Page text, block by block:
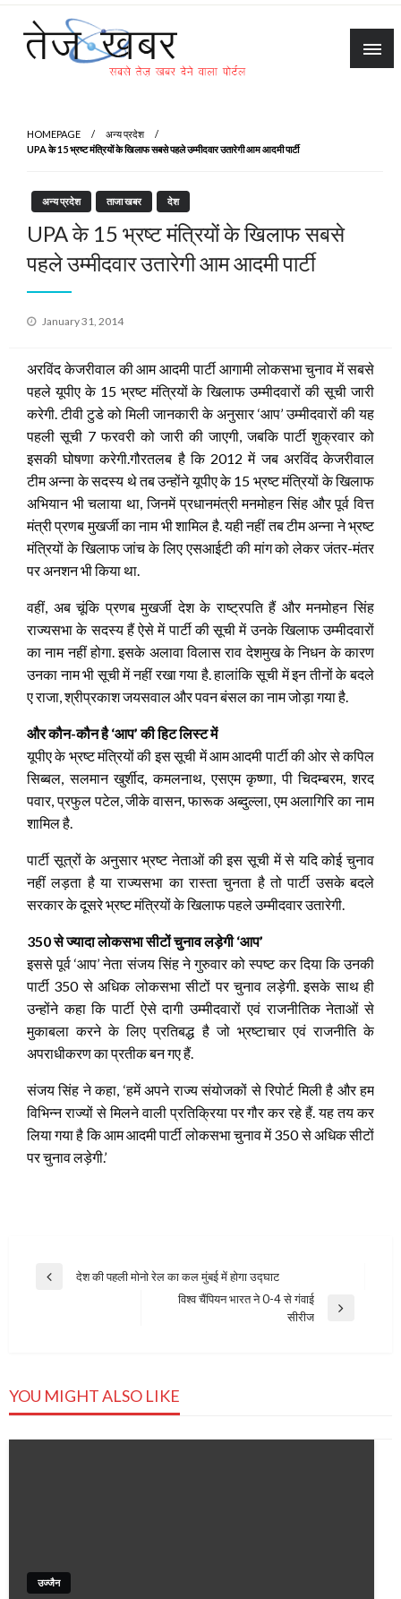
Skip
content
HOMEPAGE
अन्य प्रदेश
UPA के 15 भ्रष्‍ट मंत्रियों के खिलाफ सबसे पहले उम्‍मीदवार उतारेगी आम आदमी पार्टी
अन्य प्रदेश ताजा खबर देश
UPA के 15 भ्रष्‍ट मंत्रियों के खिलाफ सबसे
पहले उम्‍मीदवार उतारेगी आम आदमी पार्टी
Posted
January 31, 2014
अरविंद केजरीवाल की आम आदमी पार्टी आगामी लोकसभा चुनाव में सबसे
पहले यूपीए के 15 भ्रष्‍ट मंत्रियों के खिलाफ उम्‍मीदवारों की सूची जारी
करेगी. टीवी टुडे को मिली जानकारी के अनुसार ‘आप’ उम्‍मीदवारों की यह
पहली सूची 7 फरवरी को जारी की जाएगी, जबकि पार्टी शुक्रवार को
इसकी घोषणा करेगी.गौरतलब है कि 2012 में जब अरविंद केजरीवाल
टीम अन्‍ना के सदस्‍य थे तब उन्‍होंने यूपीए के 15 भ्रष्‍ट मंत्रियों के खिलाफ
अभियान भी चलाया था, जिनमें प्रधानमंत्री मनमोहन सिंह और पूर्व वित्त
मंत्री प्रणब मुखर्जी का नाम भी शामिल है. यही नहीं तब टीम अन्‍ना ने भ्रष्‍ट
मंत्रियों के खिलाफ जांच के लिए एसआईटी की मांग को लेकर जंतर-मंतर
पर अनशन भी किया था.
वहीं, अब चूंकि प्रणब मुखर्जी देश के राष्‍ट्रपति हैं और मनमोहन सिंह
राज्‍यसभा के सदस्‍य हैं ऐसे में पार्टी की सूची में उनके खिलाफ उम्‍मीदवारों
का नाम नहीं होगा. इसके अलावा विलास राव देशमुख के निधन के कारण
उनका नाम भी सूची में नहीं रखा गया है. हालांकि सूची में इन तीनों के बदले
ए राजा, श्रीप्रकाश जयसवाल और पवन बंसल का नाम जोड़ा गया है.
और कौन-कौन है ‘आप’ की हिट लिस्‍ट में
यूपीए के भ्रष्‍ट मंत्रियों की इस सूची में आम आदमी पार्टी की ओर से कपिल
सिब्‍बल, सलमान खुर्शीद, कमलनाथ, एसएम कृष्‍णा, पी चिदम्‍बरम, शरद
पवार, प्रफुल पटेल, जीके वासन, फारूक अब्‍दुल्‍ला, एम अलागिरि का नाम
शामिल है.
पार्टी सूत्रों के अनुसार भ्रष्‍ट नेताओं की इस सूची में से यदि कोई चुनाव
नहीं लड़ता है या राज्‍यसभा का रास्‍ता चुनता है तो पार्टी उसके बदले
सरकार के दूसरे भ्रष्‍ट मंत्रियों के खिलाफ पहले उम्‍मीदवार उतारेगी.
350 से ज्यादा लोकसभा सीटों चुनाव लड़ेगी ‘आप’
इससे पूर्व ‘आप’ नेता संजय सिंह ने गुरुवार को स्‍पष्‍ट कर दिया कि उनकी
पार्टी 350 से अधिक लोकसभा सीटों पर चुनाव लड़ेगी. इसके साथ ही
उन्‍होंने कहा कि पार्टी ऐसे दागी उम्मीदवारों एवं राजनीतिक नेताओं से
मुकाबला करने के लिए प्रतिबद्ध है जो भ्रष्टाचार एवं राजनीति के
अपराधीकरण का प्रतीक बन गए हैं.
संजय सिंह ने कहा, ‘हमें अपने राज्य संयोजकों से रिपोर्ट मिली है और हम
विभिन्न राज्यों से मिलने वाली प्रतिक्रिया पर गौर कर रहे हैं. यह तय कर
लिया गया है कि आम आदमी पार्टी लोकसभा चुनाव में 350 से अधिक सीटों
पर चुनाव लड़ेगी.’
Post
Previous
देश की पहली मोनो रेल का कल मुंबई में होगा उद्घाट
विश्व चैंपियन भारत ने 0-4 से गंवाई
सीरीज
YOU MIGHT ALSO LIKE
उज्जैन